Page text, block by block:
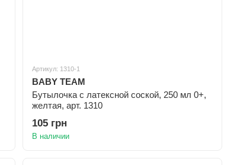
Артикул: 1310-1
BABY TEAM
Бутылочка с латексной соской, 250 мл 0+,
желтая, арт. 1310
105 грн
В наличии